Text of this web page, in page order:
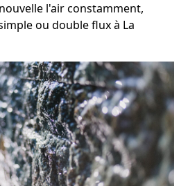
l'air constamment,
ou double flux à La